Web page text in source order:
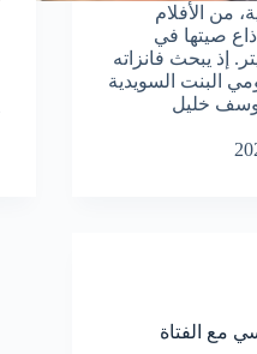
من الأفلام
صيتها في
إذ يبحث فانزاته
البنت السويدية
يوسف خليل
مع الفتاة